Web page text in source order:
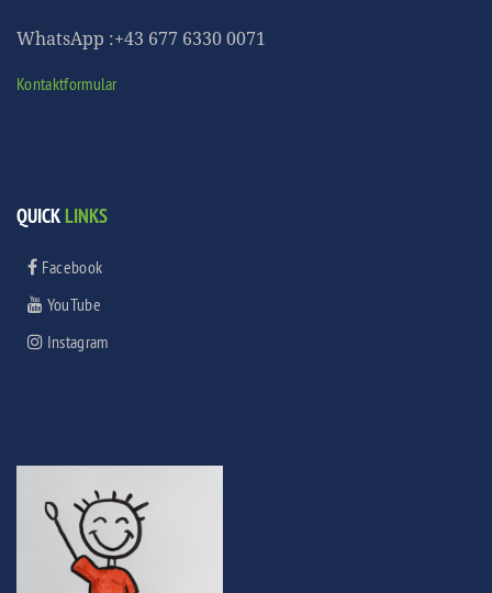
WhatsApp :+43 677 6330 0071
Kontaktformular
QUICKLINKS
Facebook
YouTube
Instagram